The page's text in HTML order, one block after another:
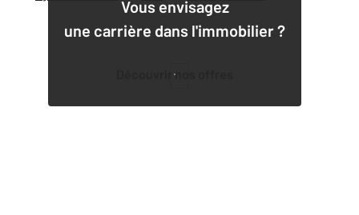
Vous envisagez
une carrière dans l'immobilier ?
Découvrir nos offres